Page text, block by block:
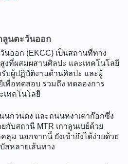
ลูนตะวันออก
ออก (EKCC) เป็นสถานที่ทาง
ที่ผสมผสานศิลปะ และเทคโนโลยี
บผู้ปฏิบัติงานด้านศิลปะ และผู้
พื่อทดสอบ รวมถึง ทดลองการ
เทคโนโลยี
นกวนดง และถนนหงาเตาก๊อกซึ่ง
กับสถานี MTR เกาลูนเบย์ด้วย
ม นอกจากนี้ ยังเข้าถึงได้ง่ายด้วย
สหลายเส้นทาง